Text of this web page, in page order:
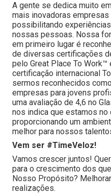
A gente se dedica muito
mais inovadoras
possibilitando
nossas pessoas. Nossa
em primeiro lugar é
de diversas certificações
pelo Great Place To
certificação internacional
sermos reconhecidos
empresas para jovens
uma avaliação de 4,6 no
nos indica que estamos no
proporcionando um
melhor para nossos
Vem ser #TimeVeloz!
Vamos crescer juntos!
para o crescimento dos
Nosso Propósito?
realizações.